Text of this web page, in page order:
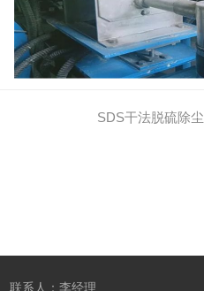
​SDS干法脱硫除尘
联系人：李经理